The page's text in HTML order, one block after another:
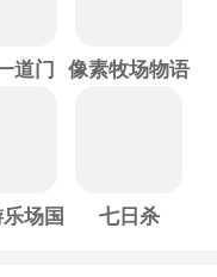
道门 像素牧场物语
场国
七日杀